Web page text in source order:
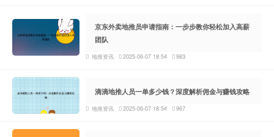
京东外卖地推员申请指南：一步步教你轻松加入高薪
团队
地推资讯 2025-06-07 18:54 983
滴滴地推人员一单多少钱？深度解析佣金与赚钱攻略
地推资讯 2025-06-07 18:54 967